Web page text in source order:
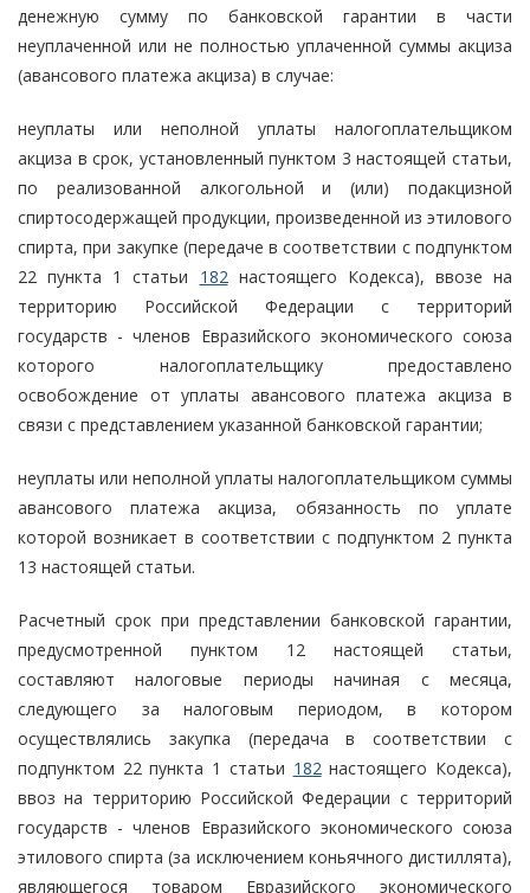
денежную сумму по банковской гарантии в части
неуплаченной или не полностью уплаченной суммы акциза
(авансового платежа акциза) в случае:
неуплаты или неполной уплаты налогоплательщиком
акциза в срок, установленный пунктом 3 настоящей статьи,
по реализованной алкогольной и (или) подакцизной
спиртосодержащей продукции, произведенной из этилового
спирта, при закупке (передаче в соответствии с подпунктом
22 пункта 1 статьи 182 настоящего Кодекса), ввозе на
территорию Российской Федерации с территорий
государств - членов Евразийского экономического союза
которого налогоплательщику предоставлено
освобождение от уплаты авансового платежа акциза в
связи с представлением указанной банковской гарантии;
неуплаты или неполной уплаты налогоплательщиком суммы
авансового платежа акциза, обязанность по уплате
которой возникает в соответствии с подпунктом 2 пункта
13 настоящей статьи.
Расчетный срок при представлении банковской гарантии,
предусмотренной пунктом 12 настоящей статьи,
составляют налоговые периоды начиная с месяца,
следующего за налоговым периодом, в котором
осуществлялись закупка (передача в соответствии с
подпунктом 22 пункта 1 статьи 182 настоящего Кодекса),
ввоз на территорию Российской Федерации с территорий
государств - членов Евразийского экономического союза
этилового спирта (за исключением коньячного дистиллята),
являющегося товаром Евразийского экономического